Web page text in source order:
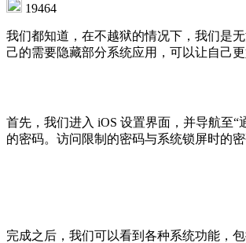
19464
我们都知道，在不越狱的情况下，我们是
己的需要隐藏部分系统应用，可以让自己更
首先，我们进入 iOS 设置界面，并导航至
的密码。访问限制的密码与系统锁屏时的
完成之后，我们可以看到各种系统功能，